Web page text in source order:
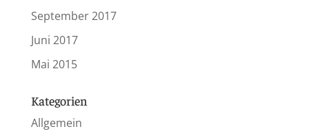
September 2017
Juni 2017
Mai 2015
Kategorien
Allgemein